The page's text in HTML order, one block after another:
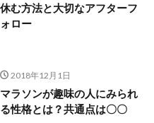
休む方法と大切なアフターフ
ォロー
2018年12月1日
マラソンが趣味の人にみられ
る性格とは？共通点は〇〇